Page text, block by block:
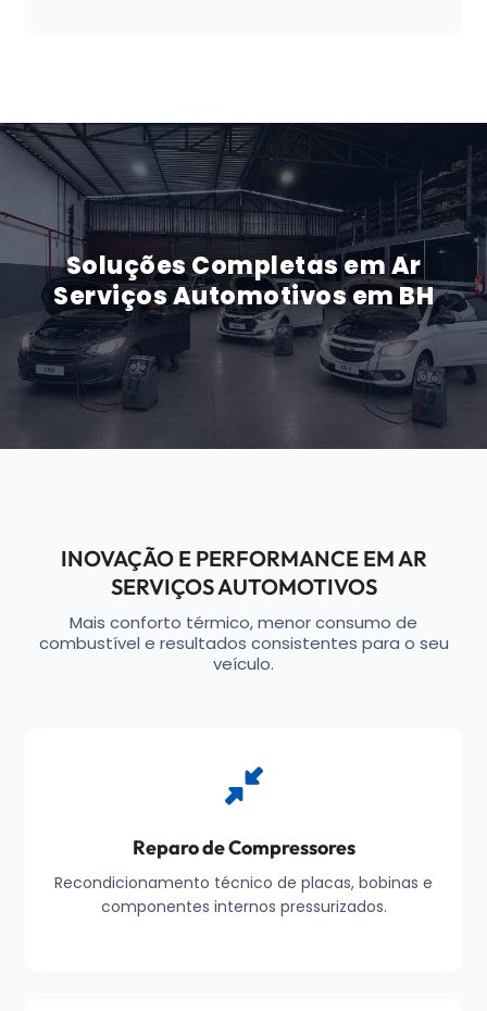
Soluções Completas em Ar
Serviços Automotivos em BH
INOVAÇÃO E PERFORMANCE EM AR
SERVIÇOS AUTOMOTIVOS
Mais conforto térmico, menor consumo de
combustível e resultados consistentes para o seu
veículo.
Reparo de Compressores
Recondicionamento técnico de placas, bobinas e
componentes internos pressurizados.